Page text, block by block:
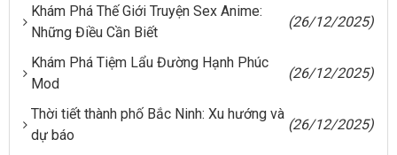
Khám Phá Thế Giới Truyện Sex Anime:
Những Điều Cần Biết
(26/12/2025)
Khám Phá Tiệm Lẩu Đường Hạnh Phúc
Mod
(26/12/2025)
Thời tiết thành phố Bắc Ninh: Xu hướng và
dự báo
(26/12/2025)